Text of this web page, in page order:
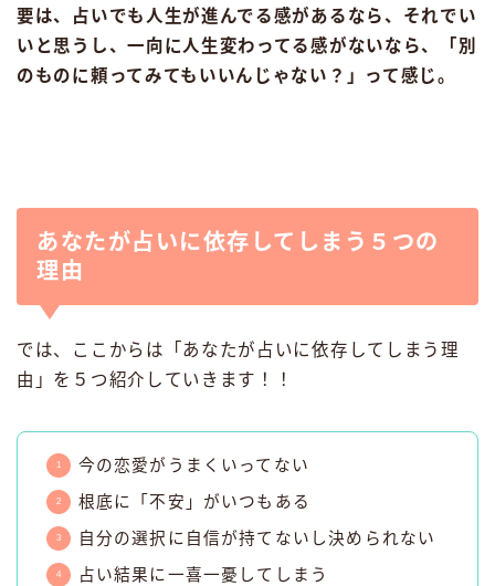
要は、占いでも人生が進んでる感があるなら、それでい
いと思うし、一向に人生変わってる感がないなら、「別
のものに頼ってみてもいいんじゃない？」って感じ。
あなたが占いに依存してしまう５つの
理由
では、ここからは「あなたが占いに依存してしまう理
由」を５つ紹介していきます！！
今の恋愛がうまくいってない
根底に「不安」がいつもある
自分の選択に自信が持てないし決められない
占い結果に一喜一憂してしまう